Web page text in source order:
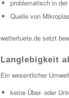
problematisch in
Quelle von
wettertuete.de setzt
Langlebigkeit
Ein wesentlicher
keine Über- oder